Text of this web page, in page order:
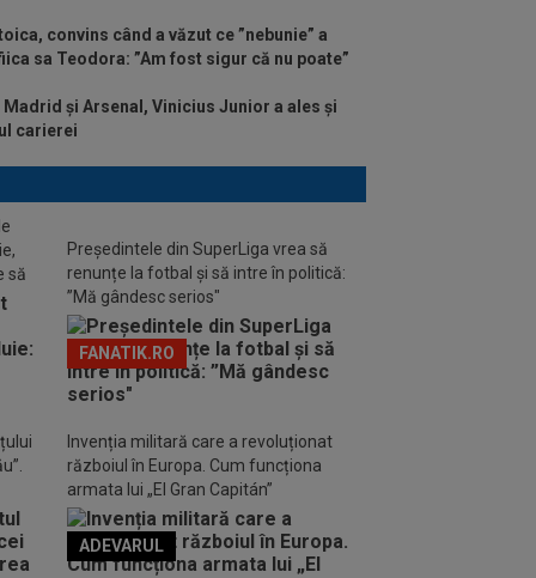
convins când a văzut ce ”nebunie” a
sa Teodora: ”Am fost sigur că nu poate”
Madrid și Arsenal, Vinicius Junior a ales și
carierei
să
Președintele din SuperLiga vrea să
renunțe la fotbal și să intre în politică:
”Mă gândesc serios"
FANATIK.RO
Invenția militară care a revoluționat
războiul în Europa. Cum funcționa
armata lui „El Gran Capitán”
ADEVARUL